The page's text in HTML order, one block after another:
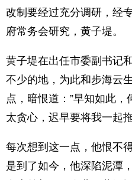
改制要经过充分调研，经
府常务会研究，黄子堤。
黄子堤在出任市委副书记
不少的地，为此和步海云
点，暗恨道：”早知如此
太贪心，迟早要将我一起
每次想到这一点，他恨不
是到了如今，他深陷泥潭